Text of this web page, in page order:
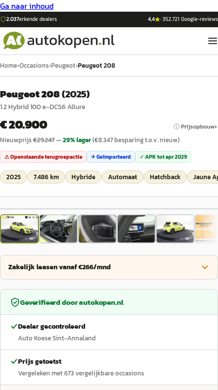
Ga naar inhoud
2.037erkende dealers 4,4 ·352.721 Google-reviews
Home›Occasions›Peugeot›Peugeot 208
Peugeot 208(2025)
1.2 Hybrid 100 e-DCS6 Allure
€ 20.900 ⓘ Prijsopbouw
Nieuwprijs€29.247—29% lager(€8.347besparing t.o.v. nieuw)
⚠ Openstaande terugroepactie ✈ Geïmporteerd ✓ APK totapr 2029
2025 7.486 km Hybride Automaat Hatchback Jaune
1/63
Zakelijk leasen vanaf €266/mnd
Geverifieerd doorautokopen.nl
Dealer gecontroleerd
Auto Koese Sint-Annaland
Prijs getoetst
Vergeleken met673 vergelijkbare occasions